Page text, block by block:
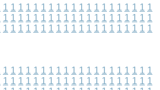
1 1 1 1 1 1 1 1 1 1 1 1 1 1 1 1 1 1 1 1
1 1 1 1 1 1 1 1 1 1 1 1 1 1 1 1 1 1 1 1
1 1 1 1 1 1 1 1 1 1 1 1 1 1 1 1 1 1 1 1
1 1 1 1 1 1 1 1 1 1 1 1 1 1 1 1 1 1 1 1
1 1 1 1 1 1 1 1 1 1 1 1 1 1 1 1 1 1 1 1